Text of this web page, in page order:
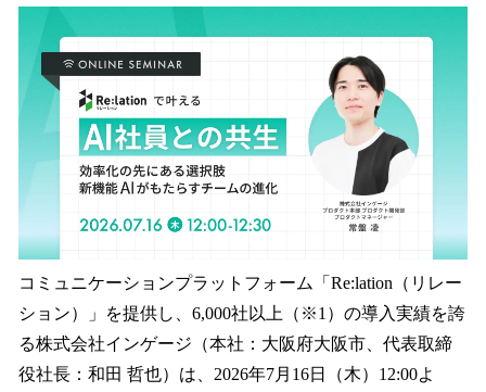
読
み
み
コミュニケーションプラットフォーム「Re:lation（リレー
ション）」を提供し、6,000社以上（※1）の導入実績を誇
る株式会社インゲージ（本社：大阪府大阪市、代表取締
役社長：和田 哲也）は、2026年7月16日（木）12:00よ